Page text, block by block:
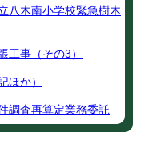
八木南小学校緊急樹木
工事（その3）
ほか）
調査再算定業務委託